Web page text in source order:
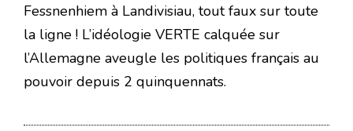
Fessnenhiem à Landivisiau, tout faux sur toute
la ligne ! L’idéologie VERTE calquée sur
l’Allemagne aveugle les politiques français au
pouvoir depuis 2 quinquennats.